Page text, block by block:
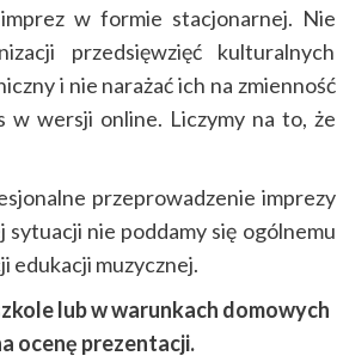
w formie stacjonarnej. Nie
przedsięwzięć kulturalnych
i nie narażać ich na zmienność
w wersji online. Liczymy na to, że
przeprowadzenie imprezy
nie poddamy się ogólnemu
edukacji muzycznej.
lub w warunkach domowych
ocenę prezentacji.